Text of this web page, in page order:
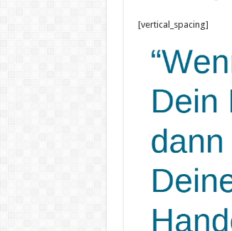
[vertical_spacing]